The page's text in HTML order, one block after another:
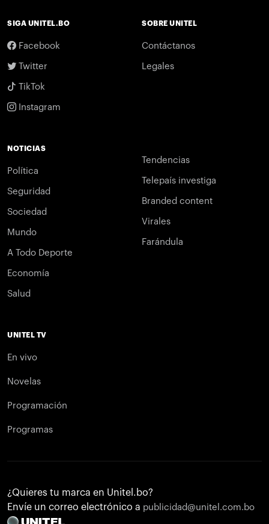
SIGA UNITEL.BO
Facebook
Twitter
TikTok
Instagram
SOBRE UNITEL
Contáctanos
Legales
NOTICIAS
Política
Seguridad
Sociedad
Mundo
A Todo Deporte
Economía
Salud
Tendencias
Telepaís investiga
Branded content
Virales
Farándula
UNITEL TV
En vivo
Novelas
Programación
Programas
¿Quieres tu marca en Unitel.bo?
Envíe un correo electrónico a publicidad@unitel.com.bo